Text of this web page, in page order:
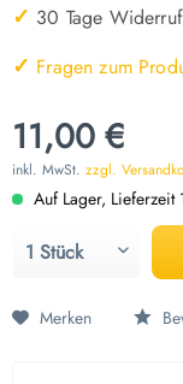
✓ 30 Tage
✓ Fragen zum
11,00 €
inkl. MwSt. zzgl.
Auf Lager, Lieferzeit
Merken